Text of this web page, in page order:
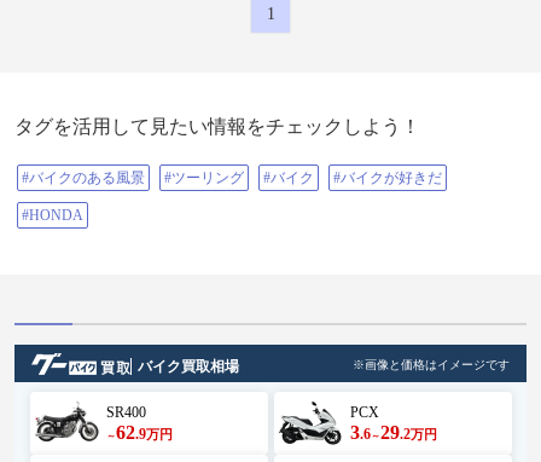
1
タグを活用して見たい情報をチェックしよう！
#バイクのある風景 #ツーリング #バイク #バイクが好きだ
#HONDA
バイク買取相場 ※画像と価格はイメージです
SR400
～62.9万円
PCX
3.6～29.2万円